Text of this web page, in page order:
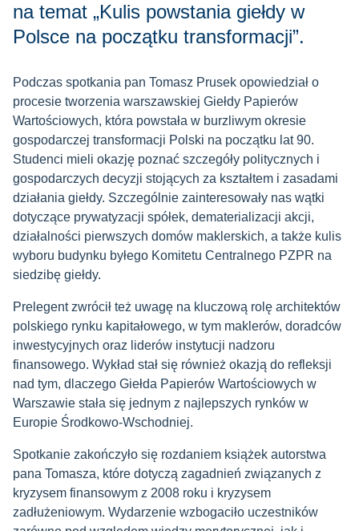
na temat „Kulis powstania giełdy w
Polsce na początku transformacji”.
Podczas spotkania pan Tomasz Prusek opowiedział o
procesie tworzenia warszawskiej Giełdy Papierów
Wartościowych, która powstała w burzliwym okresie
gospodarczej transformacji Polski na początku lat 90.
Studenci mieli okazję poznać szczegóły politycznych i
gospodarczych decyzji stojących za kształtem i zasadami
działania giełdy. Szczególnie zainteresowały nas wątki
dotyczące prywatyzacji spółek, dematerializacji akcji,
działalności pierwszych domów maklerskich, a także kulis
wyboru budynku byłego Komitetu Centralnego PZPR na
siedzibę giełdy.
Prelegent zwrócił też uwagę na kluczową rolę architektów
polskiego rynku kapitałowego, w tym maklerów, doradców
inwestycyjnych oraz liderów instytucji nadzoru
finansowego. Wykład stał się również okazją do refleksji
nad tym, dlaczego Giełda Papierów Wartościowych w
Warszawie stała się jednym z najlepszych rynków w
Europie Środkowo-Wschodniej.
Spotkanie zakończyło się rozdaniem książek autorstwa
pana Tomasza, które dotyczą zagadnień związanych z
kryzysem finansowym z 2008 roku i kryzysem
zadłużeniowym. Wydarzenie wzbogaciło uczestników